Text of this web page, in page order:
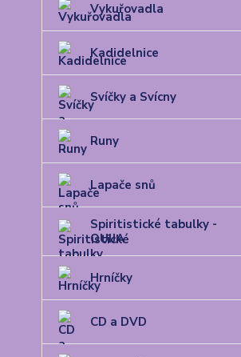
Vykuřovadla
Kadidelnice
Svíčky a Svícny
Runy
Lapače snů
Spiritistické tabulky -
OUIJA
Hrníčky
CD a DVD